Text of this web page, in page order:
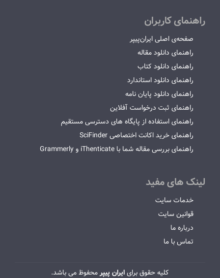
راهنمای کاربران
صفحه‌ی اصلی ایران‌پیپر
راهنمای دانلود مقاله
راهنمای دانلود کتاب
راهنمای دانلود استاندارد
راهنمای دانلود پایان نامه
راهنمای ثبت درخواست آفلاین
راهنمای استفاده از پایگاه های دسترسی مستقیم
راهنمای خرید اکانت اختصاصی SciFinder
راهنمای بررسی مقاله شما با iThenticate و Grammerly
لینک های مفید
خدمات سایت
قوانین سایت
درباره ما
تماس با ما
کلیه حقوق برایایران پیپرمحفوظ می باشد.